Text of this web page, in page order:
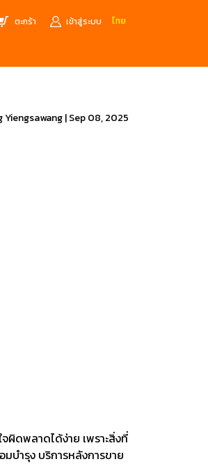
ตะกร้า เข้าสู่ระบบ ไทย
Yiengsawang|Sep 08, 2025
ผิดพลาดได้ง่าย เพราะสิ่งที่
บำรุง บริการหลังการขาย